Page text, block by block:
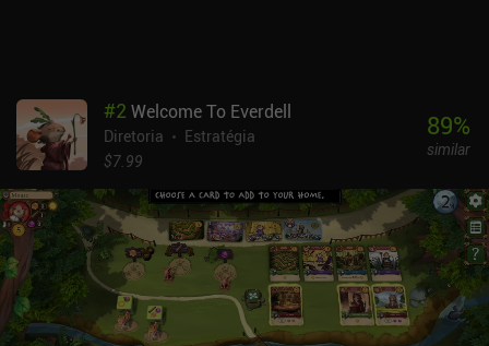
aos fãs de jogos de tabuleiro.
#2 Welcome To Everdell
Diretoria
Estratégia
$7.99
89%
similar